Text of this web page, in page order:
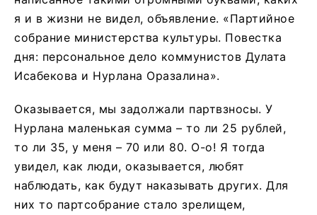
я и в жизни не видел, объявление. «Партийное
собрание министерства культуры. Повестка
дня: персональное дело коммунистов Дулата
Исабекова и Нурлана Оразалина».
Оказывается, мы задолжали партвзносы. У
Нурлана маленькая сумма – то ли 25 рублей,
то ли 35, у меня – 70 или 80. О-о! Я тогда
увидел, как люди, оказывается, любят
наблюдать, как будут наказывать других. Для
них то партсобрание стало зрелищем,